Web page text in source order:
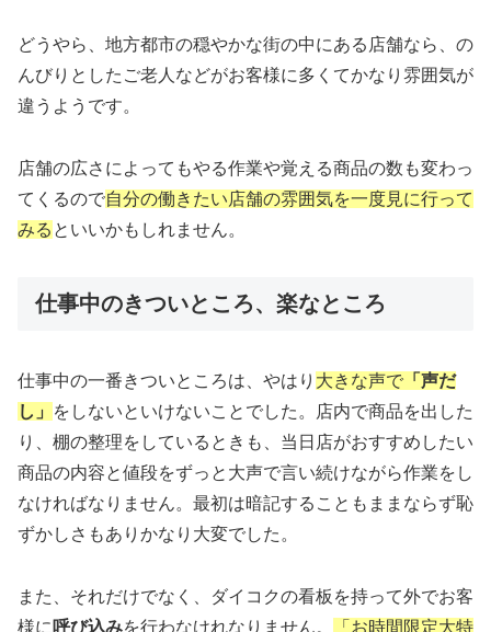
どうやら、地方都市の穏やかな街の中にある店舗なら、の
んびりとしたご老人などがお客様に多くてかなり雰囲気が
違うようです。
店舗の広さによってもやる作業や覚える商品の数も変わっ
てくるので自分の働きたい店舗の雰囲気を一度見に行って
みる といいかもしれません。
仕事中のきついところ、楽なところ
仕事中の一番きついところは、やはり 大きな声で 「声だ
し」
をしないといけないことでした。店内で商品を出した
り、棚の整理をしているときも、当日店がおすすめしたい
商品の内容と値段をずっと大声で言い続けながら作業をし
なければなりません。最初は暗記することもままならず恥
ずかしさもありかなり大変でした。
また、それだけでなく、ダイコクの看板を持って外でお客
様に 呼び込みを行わなけれなりません。
「お時間限定大特